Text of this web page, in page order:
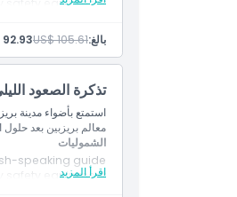
الموقع
كيفية الوصول إلى هناك
كيفية الاسترداد
قواعد اللباس
safety equipment
Safety orientation
بالغ:US$ 105.61
92.93
تذكرة الصعود
استمتع بأضواء مدينة
معالم بريزبين بعد حلول
اقرأ المزيد
الشموليات
speaking guide
safety equipment